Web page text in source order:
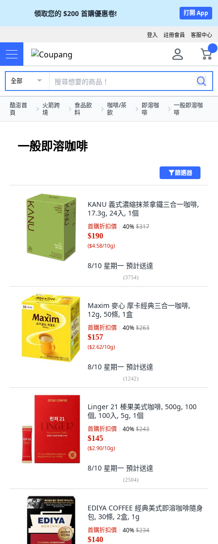
領取您的 $200 首購優惠卷! 打開 App
客服中心
註冊會員
登入
全部
酷澎首
頁
火箭跨
境
食品飲
料
咖啡/茶
飲
即溶咖
啡
一般即溶咖
啡
一般即溶咖啡
篩選器
KANU 義式濃縮抹茶拿鐵三合一咖啡,
17.3g, 24入, 1個
首購折扣價 40%$317
$190
($4.58/10g)
8/10 星期一 預計送達
(3754)
Maxim 麥心 摩卡經典三合一咖啡,
12g, 50條, 1盒
首購折扣價 40%$263
$157
($2.62/10g)
8/10 星期一 預計送達
(1242)
Linger 21 榛果美式咖啡, 500g, 100
個, 100入, 5g, 1個
首購折扣價 40%$243
$145
($2.90/10g)
8/10 星期一 預計送達
(2504)
EDIYA COFFEE 經典美式即溶咖啡隨身
包, 30條, 2盒, 1g
首購折扣價 40%$234
$140